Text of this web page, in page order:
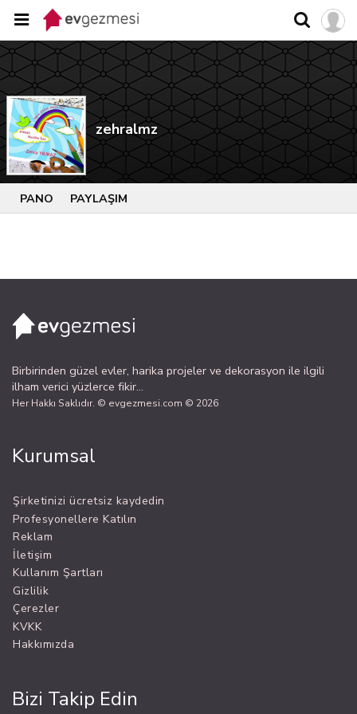
zehralmz
PANO PAYLAŞIM
Birbirinden güzel evler, harika projeler ve dekorasyon ile ilgili
ilham verici yüzlerce fikir...
Her Hakkı Saklıdır. © evgezmesi.com © 2026
Kurumsal
Şirketinizi ücretsiz kaydedin
Profesyonellere Katılın
Reklam
İletişim
Kullanım Şartları
Gizlilik
Çerezler
KVKK
Hakkımızda
Bizi Takip Edin